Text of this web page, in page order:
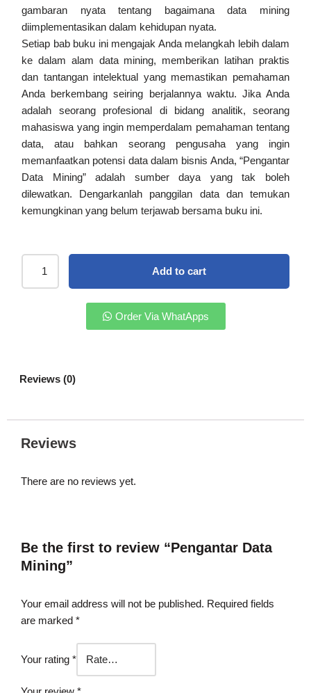
gambaran nyata tentang bagaimana data mining
diimplementasikan dalam kehidupan nyata.
Setiap bab buku ini mengajak Anda melangkah lebih dalam
ke dalam alam data mining, memberikan latihan praktis
dan tantangan intelektual yang memastikan pemahaman
Anda berkembang seiring berjalannya waktu. Jika Anda
adalah seorang profesional di bidang analitik, seorang
mahasiswa yang ingin memperdalam pemahaman tentang
data, atau bahkan seorang pengusaha yang ingin
memanfaatkan potensi data dalam bisnis Anda, “Pengantar
Data Mining” adalah sumber daya yang tak boleh
dilewatkan. Dengarkanlah panggilan data dan temukan
kemungkinan yang belum terjawab bersama buku ini.
Add to cart
Order Via WhatApps
Reviews (0)
Reviews
There are no reviews yet.
Be the first to review “Pengantar Data
Mining”
Your email address will not be published. Required fields
are marked *
Your rating *